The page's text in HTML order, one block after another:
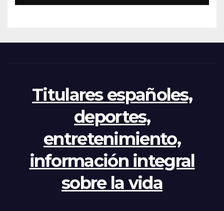
apertura del Congreso por la
Titulares españoles,
deportes,
entretenimiento,
información integral
sobre la vida